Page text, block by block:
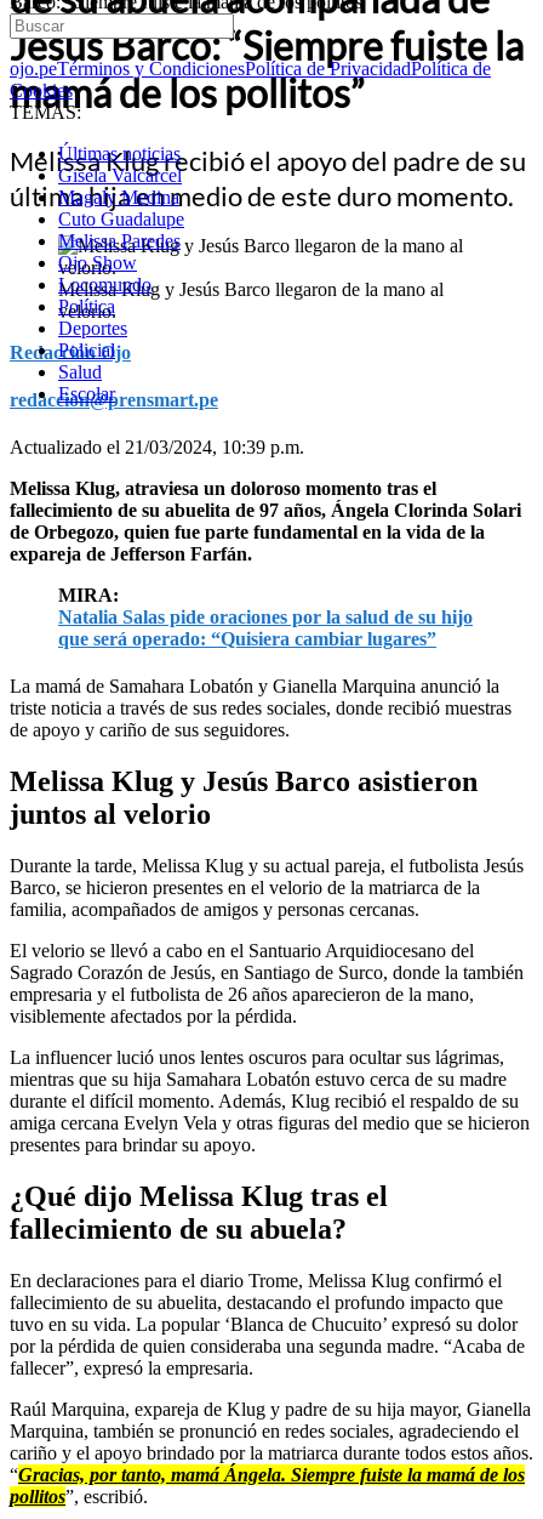
ojo.peTérminos y CondicionesPolítica de PrivacidadPolítica de
Cookies
TEMAS:
Últimas noticias
Gisela Valcarcel
Magaly Medina
Cuto Guadalupe
Melissa Paredes
Ojo Show
Locomundo
Política
Deportes
Policial
Salud
Escolar
Jesús Barco: “Siempre fuiste la
mamá de los pollitos”
Melissa Klug recibió el apoyo del padre de su
última hija en medio de este duro momento.
Melissa Klug y Jesús Barco llegaron de la mano al
velorio.
Redacción Ojo
redaccion@prensmart.pe
Actualizado el 21/03/2024, 10:39 p.m.
Melissa Klug, atraviesa un doloroso momento tras el
fallecimiento de su abuelita de 97 años, Ángela Clorinda Solari
de Orbegozo, quien fue parte fundamental en la vida de la
expareja de Jefferson Farfán.
MIRA:
Natalia Salas pide oraciones por la salud de su hijo
que será operado: “Quisiera cambiar lugares”
La mamá de Samahara Lobatón y Gianella Marquina anunció la
triste noticia a través de sus redes sociales, donde recibió muestras
de apoyo y cariño de sus seguidores.
Melissa Klug y Jesús Barco asistieron
juntos al velorio
Durante la tarde, Melissa Klug y su actual pareja, el futbolista Jesús
Barco, se hicieron presentes en el velorio de la matriarca de la
familia, acompañados de amigos y personas cercanas.
El velorio se llevó a cabo en el Santuario Arquidiocesano del
Sagrado Corazón de Jesús, en Santiago de Surco, donde la también
empresaria y el futbolista de 26 años aparecieron de la mano,
visiblemente afectados por la pérdida.
La influencer lució unos lentes oscuros para ocultar sus lágrimas,
mientras que su hija Samahara Lobatón estuvo cerca de su madre
durante el difícil momento. Además, Klug recibió el respaldo de su
amiga cercana Evelyn Vela y otras figuras del medio que se hicieron
presentes para brindar su apoyo.
¿Qué dijo Melissa Klug tras el
fallecimiento de su abuela?
En declaraciones para el diario Trome, Melissa Klug confirmó el
fallecimiento de su abuelita, destacando el profundo impacto que
tuvo en su vida. La popular ‘Blanca de Chucuito’ expresó su dolor
por la pérdida de quien consideraba una segunda madre. “Acaba de
fallecer”, expresó la empresaria.
Raúl Marquina, expareja de Klug y padre de su hija mayor, Gianella
Marquina, también se pronunció en redes sociales, agradeciendo el
cariño y el apoyo brindado por la matriarca durante todos estos años.
“Gracias, por tanto, mamá Ángela. Siempre fuiste la mamá de los
pollitos”, escribió.